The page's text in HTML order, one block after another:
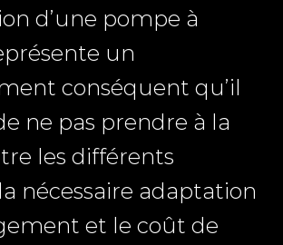
d’une pompe à
un
conséquent qu’il
ne pas prendre à la
les différents
nécessaire adaptation
et le coût de